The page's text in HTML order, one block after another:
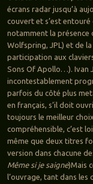
écrans radar jusqu’à
couvert et s’est entouré
notamment la présence
Wolfspring, JPL) et de
participation aux
Sons Of Apollo…). Ivan
incontestablement
parfois du côté plus
en français, s’il doit
toujours le meilleur
compréhensible, c’est
même que deux titres
version dans chacune
Même si je saigne)Mais
l’ouvrage, tant dans